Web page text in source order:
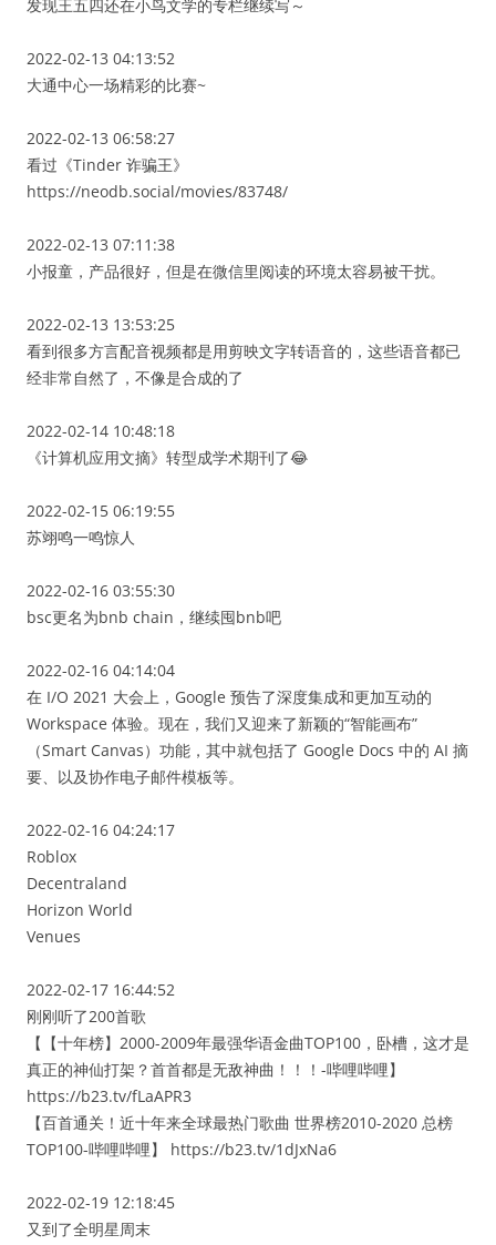
发现王五四还在小鸟文学的专栏继续写～
2022-02-13 04:13:52
大通中心一场精彩的比赛~
2022-02-13 06:58:27
看过《Tinder 诈骗王》
https://neodb.social/movies/83748/
2022-02-13 07:11:38
小报童，产品很好，但是在微信里阅读的环境太容易被干扰。
2022-02-13 13:53:25
看到很多方言配音视频都是用剪映文字转语音的，这些语音都已
经非常自然了，不像是合成的了
2022-02-14 10:48:18
《计算机应用文摘》转型成学术期刊了😂
2022-02-15 06:19:55
苏翊鸣一鸣惊人
2022-02-16 03:55:30
bsc更名为bnb chain，继续囤bnb吧
2022-02-16 04:14:04
在 I/O 2021 大会上，Google 预告了深度集成和更加互动的
Workspace 体验。现在，我们又迎来了新颖的“智能画布”
（Smart Canvas）功能，其中就包括了 Google Docs 中的 AI 摘
要、以及协作电子邮件模板等。
2022-02-16 04:24:17
Roblox
Decentraland
Horizon World
Venues
2022-02-17 16:44:52
刚刚听了200首歌
【【十年榜】2000-2009年最强华语金曲TOP100，卧槽，这才是
真正的神仙打架？首首都是无敌神曲！！！-哔哩哔哩】
https://b23.tv/fLaAPR3
【百首通关！近十年来全球最热门歌曲 世界榜2010-2020 总榜
TOP100-哔哩哔哩】 https://b23.tv/1dJxNa6
2022-02-19 12:18:45
又到了全明星周末